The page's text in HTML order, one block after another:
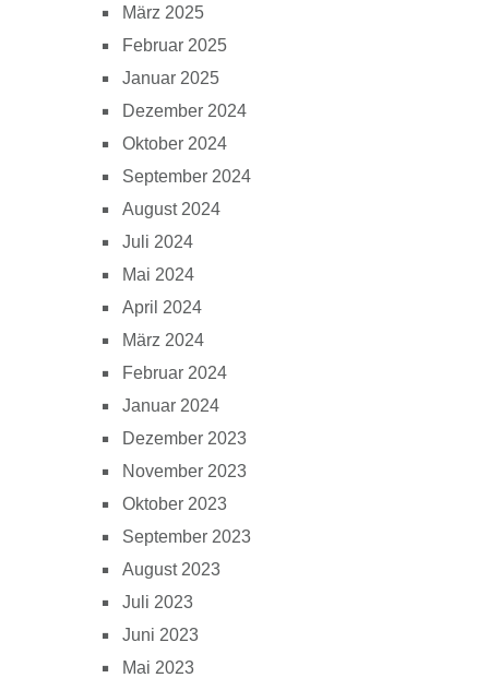
März 2025
Februar 2025
Januar 2025
Dezember 2024
Oktober 2024
September 2024
August 2024
Juli 2024
Mai 2024
April 2024
März 2024
Februar 2024
Januar 2024
Dezember 2023
November 2023
Oktober 2023
September 2023
August 2023
Juli 2023
Juni 2023
Mai 2023